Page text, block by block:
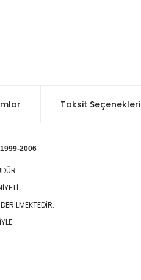
Taksit Seçenekleri
2006